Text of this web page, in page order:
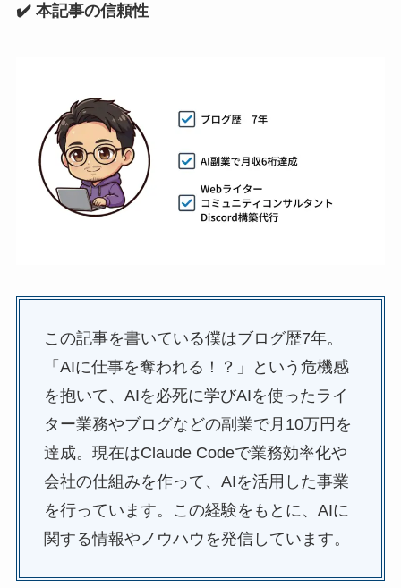
✔️ 本記事の信頼性
この記事を書いている僕はブログ歴7年。
「AIに仕事を奪われる！？」という危機感
を抱いて、AIを必死に学びAIを使ったライ
ター業務やブログなどの副業で月10万円を
達成。現在はClaude Codeで業務効率化や
会社の仕組みを作って、AIを活用した事業
を行っています。この経験をもとに、AIに
関する情報やノウハウを発信しています。